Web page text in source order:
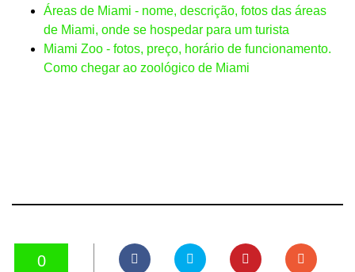
Áreas de Miami - nome, descrição, fotos das áreas
de Miami, onde se hospedar para um turista
Miami Zoo - fotos, preço, horário de funcionamento.
Como chegar ao zoológico de Miami
0